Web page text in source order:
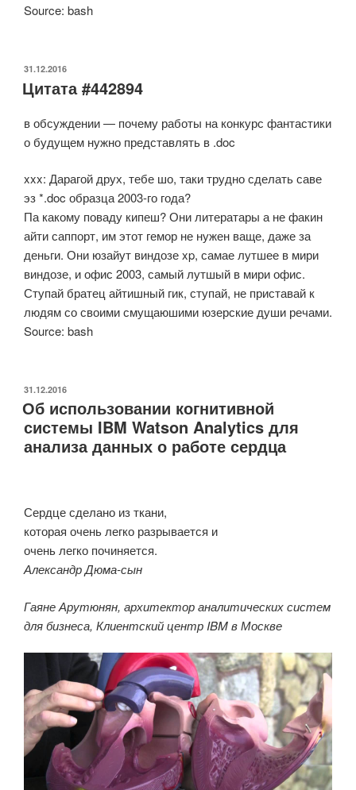
Source: bash
ОПУБЛИКОВАНО
31.12.2016
Цитата #442894
в обсуждении — почему работы на конкурс фантастики
о будущем нужно представлять в .doc
xxx: Дарагой друх, тебе шо, таки трудно сделать саве
эз *.doc образца 2003-го года?
Па какому поваду кипеш? Они литератары а не факин
айти саппорт, им этот гемор не нужен ваще, даже за
деньги. Они юзайут виндозе xp, самае лутшее в мири
виндозе, и офис 2003, самый лутшый в мири офис.
Ступай братец айтишный гик, ступай, не приставай к
людям со своими смущаюшими юзерские души речами.
Source: bash
ОПУБЛИКОВАНО
31.12.2016
Об использовании когнитивной
системы IBM Watson Analytics для
анализа данных о работе сердца
Сердце сделано из ткани,
которая очень легко разрывается и
очень легко починяется.
Александр Дюма-сын
Гаяне Арутюнян, архитектор аналитических систем
для бизнеса, Клиентский центр IBM в Москве